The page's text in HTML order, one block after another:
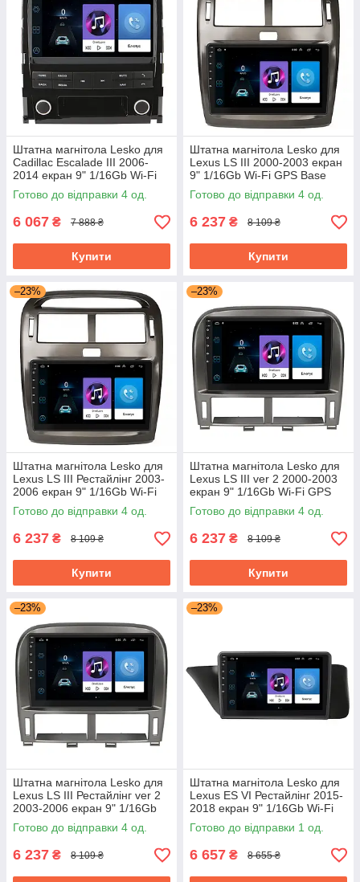
Штатна магнітола Lesko для
Cadillac Escalade III 2006-
2014 екран 9" 1/16Gb Wi-Fi
GPS Base Каміллак Ескалейд
Готово до відправки 4 од.
6 067 ₴ 7 888 ₴
Купити
Штатна магнітола Lesko для
Lexus LS III 2000-2003 екран
9" 1/16Gb Wi-Fi GPS Base
Готово до відправки 4 од.
6 237 ₴ 8 109 ₴
Купити
–23%
Штатна магнітола Lesko для
Lexus LS III Рестайлінг 2003-
2006 екран 9" 1/16Gb Wi-Fi
GPS Base
Готово до відправки 4 од.
6 237 ₴ 8 109 ₴
Купити
–23%
Штатна магнітола Lesko для
Lexus LS III ver 2 2000-2003
екран 9" 1/16Gb Wi-Fi GPS
Base
Готово до відправки 4 од.
6 237 ₴ 8 109 ₴
Купити
–23%
Штатна магнітола Lesko для
Lexus LS III Рестайлінг ver 2
2003-2006 екран 9" 1/16Gb
Wi-Fi GPS Base
Готово до відправки 4 од.
6 237 ₴ 8 109 ₴
–23%
Штатна магнітола Lesko для
Lexus ES VI Рестайлінг 2015-
2018 екран 9" 1/16Gb Wi-Fi
GPS Base
Готово до відправки 1 од.
6 657 ₴ 8 655 ₴